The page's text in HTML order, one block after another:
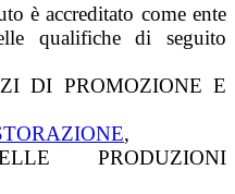
è accreditato come ente
qualifiche di seguito
DI PROMOZIONE E
,
PRODUZIONI